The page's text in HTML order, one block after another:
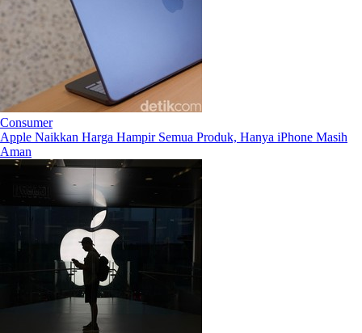
Consumer
Apple Naikkan Harga Hampir Semua Produk, Hanya iPhone Masih
Aman